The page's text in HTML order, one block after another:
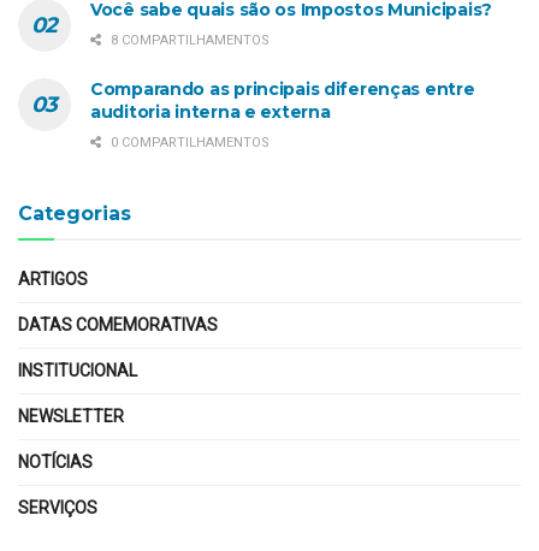
Você sabe quais são os Impostos Municipais?
8 COMPARTILHAMENTOS
Comparando as principais diferenças entre
auditoria interna e externa
0 COMPARTILHAMENTOS
Categorias
ARTIGOS
DATAS COMEMORATIVAS
INSTITUCIONAL
NEWSLETTER
NOTÍCIAS
SERVIÇOS